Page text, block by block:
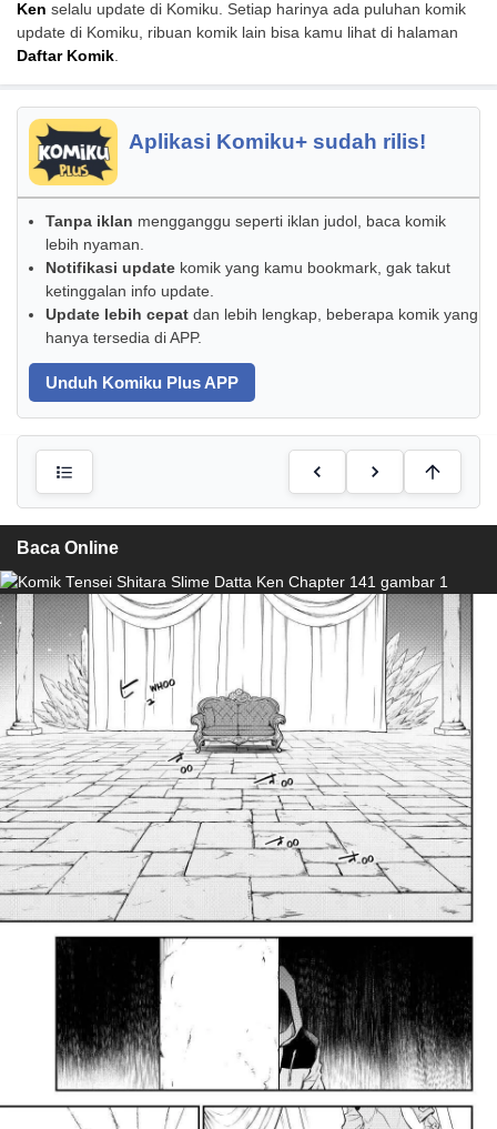
Ken selalu update di Komiku. Setiap harinya ada puluhan komik
update di Komiku, ribuan komik lain bisa kamu lihat di halaman
Daftar Komik.
Aplikasi Komiku+ sudah rilis!
Tanpa iklan mengganggu seperti iklan judol, baca komik
lebih nyaman.
Notifikasi update komik yang kamu bookmark, gak takut
ketinggalan info update.
Update lebih cepat dan lebih lengkap, beberapa komik yang
hanya tersedia di APP.
Unduh Komiku Plus APP
Baca Online